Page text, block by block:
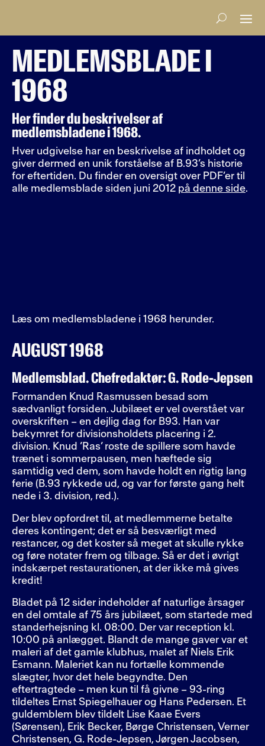
MEDLEMSBLADE I
1968
Her finder du beskrivelser af
medlemsbladene i 1968.
Hver udgivelse har en beskrivelse af indholdet og
giver dermed en unik forståelse af B.93’s historie
for eftertiden. Du finder en oversigt over PDF’er til
alle medlemsblade siden juni 2012 på denne side.
Læs om medlemsbladene i 1968 herunder.
AUGUST 1968
Medlemsblad. Chefredaktør: G. Rode-Jepsen
Formanden Knud Rasmussen besad som
sædvanligt forsiden. Jubilæet er vel overstået var
overskriften – en dejlig dag for B93. Han var
bekymret for divisionsholdets placering i 2.
division. Knud ’Ras’ roste de spillere som havde
trænet i sommerpausen, men hæftede sig
samtidig ved dem, som havde holdt en rigtig lang
ferie (B.93 rykkede ud, og var for første gang helt
nede i 3. division, red.).
Der blev opfordret til, at medlemmerne betalte
deres kontingent; det er så besværligt med
restancer, og det koster så meget at skulle rykke
og føre notater frem og tilbage. Så er det i øvrigt
indskærpet restaurationen, at der ikke må gives
kredit!
Bladet på 12 sider indeholder af naturlige årsager
en del omtale af 75 års jubilæet, som startede med
standerhejsning kl. 08:00. Der var reception kl.
10:00 på anlægget. Blandt de mange gaver var et
maleri af det gamle klubhus, malet af Niels Erik
Esmann. Maleriet kan nu fortælle kommende
slægter, hvor det hele begyndte. Den
eftertragtede – men kun til få givne – 93-ring
tildeltes Ernst Spiegelhauer og Hans Pedersen. Et
guldemblem blev tildelt Lise Kaae Evers
(Sørensen), Erik Becker, Børge Christensen, Verner
Christensen, G. Rode-Jepsen, Jørgen Jacobsen,